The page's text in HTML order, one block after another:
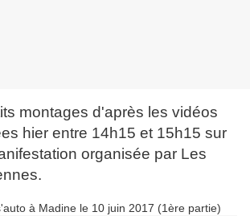
montages d'après les vidéos
hier entre 14h15 et 15h15 sur
organisée par Les
à Madine le 10 juin 2017 (1ère partie)